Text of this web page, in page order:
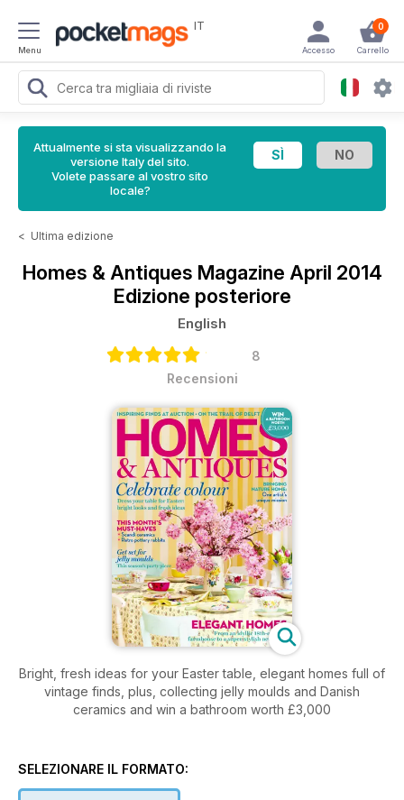
Menu
IT 0
Carrello
Accesso
Attualmente si sta visualizzando la
versione Italy del sito.
Volete passare al vostro sito
locale?
< Ultima edizione
Homes & Antiques Magazine April 2014
Edizione posteriore
English
8
Recensioni
Bright, fresh ideas for your Easter table, elegant homes full of
vintage finds, plus, collecting jelly moulds and Danish
ceramics and win a bathroom worth £3,000
SELEZIONARE IL FORMATO: